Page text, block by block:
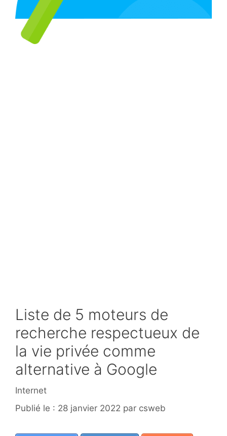
Liste de 5 moteurs de
recherche respectueux de
la vie privée comme
alternative à Google
Catégories
Internet
28 janvier 2022 par csweb